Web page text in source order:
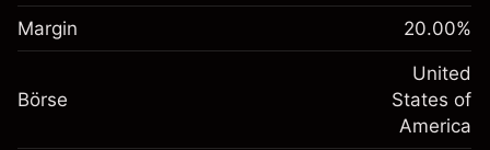
fremdfinanzierten
(-$1.08)
~$5,000.00
Margin. Ihre Investition
$1,000.00
Anpassung der
-0.000654
%
(-$0.03)
Margin 20.00%
Börse
United
States of
America